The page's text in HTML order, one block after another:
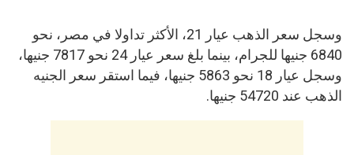
وسجل سعر الذهب عيار 21، الأكثر تداولا في مصر، نحو
6840 جنيها للجرام، بينما بلغ سعر عيار 24 نحو 7817 جنيها،
وسجل عيار 18 نحو 5863 جنيها، فيما استقر سعر الجنيه
الذهب عند 54720 جنيها.